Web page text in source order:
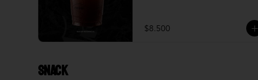
$8.500
Snack